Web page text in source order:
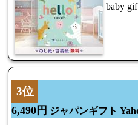
baby
3位
6,490円 ジャパンギフト